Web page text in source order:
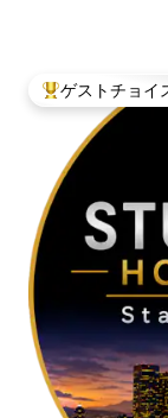
大好評のゲスト
ゲストチョイ